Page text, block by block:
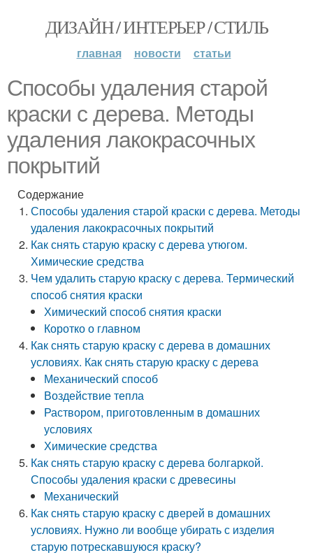
ДИЗАЙН / ИНТЕРЬЕР / СТИЛЬ
главная новости статьи
Способы удаления старой
краски с дерева. Методы
удаления лакокрасочных
покрытий
Содержание
Способы удаления старой краски с дерева. Методы
удаления лакокрасочных покрытий
Как снять старую краску с дерева утюгом.
Химические средства
Чем удалить старую краску с дерева. Термический
способ снятия краски
Химический способ снятия краски
Коротко о главном
Как снять старую краску с дерева в домашних
условиях. Как снять старую краску с дерева
Механический способ
Воздействие тепла
Раствором, приготовленным в домашних
условиях
Химические средства
Как снять старую краску с дерева болгаркой.
Способы удаления краски с древесины
Механический
Как снять старую краску с дверей в домашних
условиях. Нужно ли вообще убирать с изделия
старую потрескавшуюся краску?